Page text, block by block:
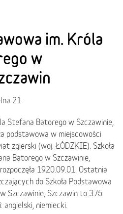
im. Króla
w
21
Stefana Batorego w Szczawinie,
podstawowa w miejscowości
zgierski (woj. ŁÓDZKIE). Szkoła
Batorego w Szczawinie,
1920.09.01. Ostatnia
do Szkoła Podstawowa
Szczawinie, Szczawin to 375.
niemiecki.